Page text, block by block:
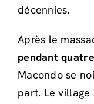
décennies.
Après le
pendant
Macondo se
part. Le village